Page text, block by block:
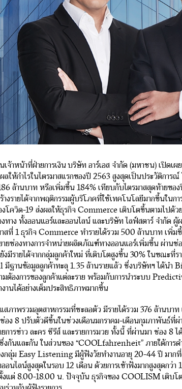
เจ้าหน้าที่ฝ่ายการเงิน บริษัท อาร์เอส จำกัด (มหาชน) เปิดเผ
ให้กำไรในไตรมาสแรกของปี 2563 สูงสุดเป็นประวัติการ
ล้านบาท หรือเพิ่มขึ้น 184% เทียบกับไตรมาสสุดท้ายของ
ร้างรายได้จากพฤติกรรมผู้บริโภคที่ใช้เทคโนโลยีมากขึ้นใน
งโควิด-19 ส่งผลให้ธุรกิจ Commerce เติบโตขึ้นตามไป
ทาง ทั้งออนแอร์และออนไลน์ และบริษัท ไลฟ์สตาร์ จำกัด
สที่ 1 ธุรกิจ Commerce ทำรายได้รวม 500 ล้านบาท เพิ่ม
ายช่องทางการจำหน่ายผลิตภัณฑ์ทางออนแอร์เพิ่มขึ้น ผ่าน
มีรายได้จากกลุ่มลูกค้าใหม่ ที่เติบโตสูงขึ้น 30% ในขณะที่ร
ฐานข้อมูลลูกค้าทะลุ 1.35 ล้านรายแล้ว ซึ่งบริษัทฯ ได้นำ
มต้องการของลูกค้าแต่ละราย พร้อมกับการนำระบบ
านได้อย่างเต็มประสิทธิภาพมากขึ้น
ภาพรวมอุตสาหกรรมที่ชะลอตัว มีรายได้รวม 376 ล้านบาท
อง 8 ปรับตัวดีขึ้นในช่วงเดือนมกราคม-เดือนกุมภาพันธ์ที่ผ่
การข่าว ละคร ซีรีส์ และรายการมวย ทั้งนี้ ที่ผ่านมา ช่อง 8 ไ
งกันและกัน ในส่วนของ “COOLfahrenheit” ภายใต้การ
ลุ่ม Easy Listening มีผู้ฟังวัยทำงานอายุ 20-44 ปี มากที่
นไลน์สูงสุดในรอบ 12 เดือน ด้วยการเข้าฟังมากสูงสุดกว่า
แต่ 8.00-18.00 น. ปัจจุบัน ธุรกิจของ COOLISM เติบโ